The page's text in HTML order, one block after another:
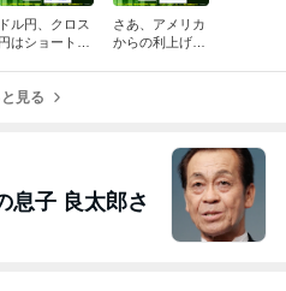
ドル円、クロス
円はショート継
が到来！生成
さあ、アメリカ
からの利上げの
見る
息子 良太郎さ